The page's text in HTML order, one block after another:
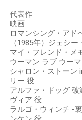
代表作
映画
ロマンシング・アド
（1985年）ジェシ
マイ・フレンド・メ
ウーマン ラブ ウー
シャロン・ストーン
リー 役
アルファ・ドッグ 破
ヴィア 役
ラルゴ・ウィンチ -